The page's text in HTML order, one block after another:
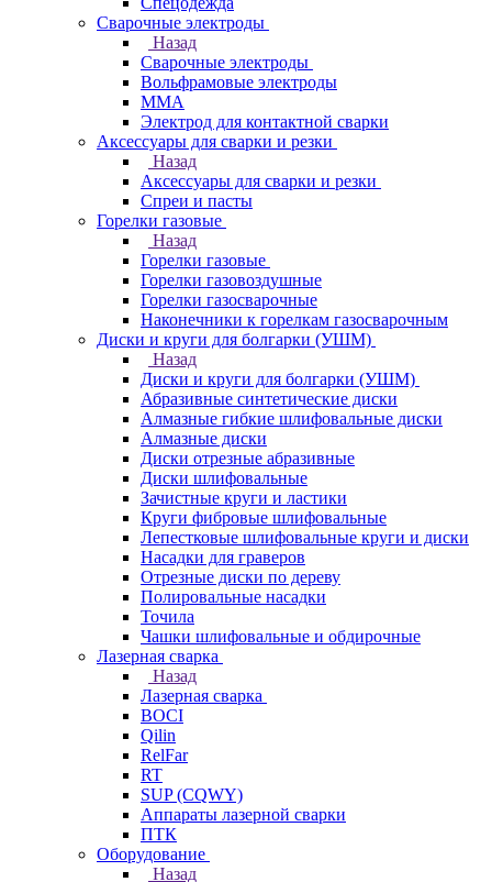
Сварочные электроды
Назад
Сварочные электроды
Вольфрамовые электроды
ММА
Электрод для контактной сварки
Аксессуары для сварки и резки
Назад
Аксессуары для сварки и резки
Спреи и пасты
Горелки газовые
Назад
Горелки газовые
Горелки газовоздушные
Горелки газосварочные
Наконечники к горелкам газосварочным
Диски и круги для болгарки (УШМ)
Назад
Диски и круги для болгарки (УШМ)
Абразивные синтетические диски
Алмазные гибкие шлифовальные диски
Алмазные диски
Диски отрезные абразивные
Диски шлифовальные
Зачистные круги и ластики
Круги фибровые шлифовальные
Лепестковые шлифовальные круги и диски
Насадки для граверов
Отрезные диски по дереву
Полировальные насадки
Точила
Чашки шлифовальные и обдирочные
Лазерная сварка
Назад
Лазерная сварка
BOCI
Qilin
RelFar
RT
SUP (CQWY)
Аппараты лазерной сварки
ПТК
Оборудование
Назад